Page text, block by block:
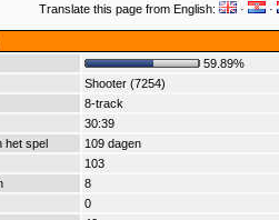
Translate this page from English: · ·
59.89%
Shooter (7254)
8-track
30:39
het spel
109 dagen
103
8
0